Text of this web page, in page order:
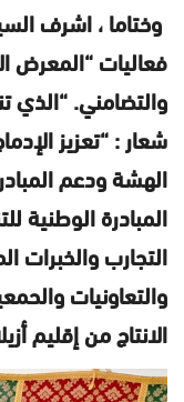
وختاما ، اشرف
فعاليات “المعرض
والتضامني. “الذي
شعار : “تعزيز
الهشة ودعم
المبادرة الوطنية
التجارب والخبرات
والتعاونيات
الانتاج من إقليم